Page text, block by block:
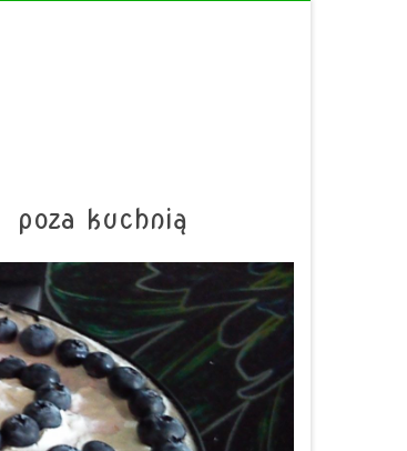
poza kuchnią